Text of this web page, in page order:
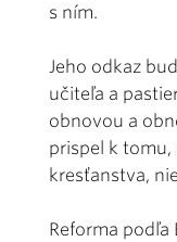
s ním.
Jeho odkaz
učiteľa a
obnovou a
prispel k tomu,
kresťanstva,
Reforma podľa